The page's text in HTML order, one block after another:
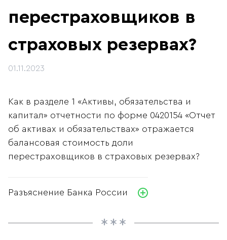
перестраховщиков в
страховых резервах?
01.11.2023
Как в разделе 1 «Активы, обязательства и
капитал» отчетности по форме 0420154 «Отчет
об активах и обязательствах» отражается
балансовая стоимость доли
перестраховщиков в страховых резервах?
Разъяснение Банка России